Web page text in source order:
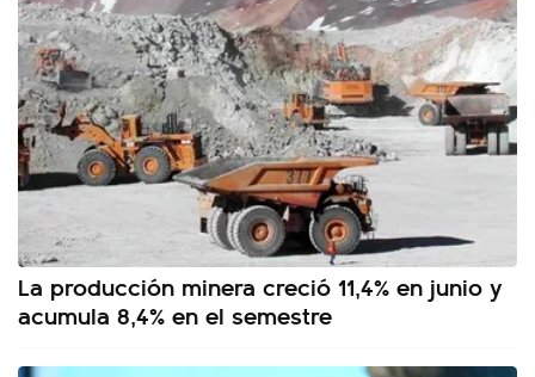
La producción minera creció 11,4% en junio y
acumula 8,4% en el semestre